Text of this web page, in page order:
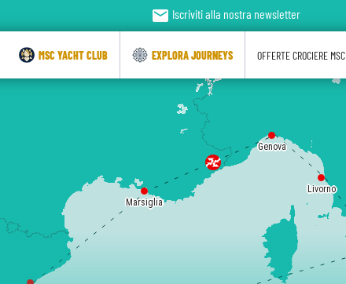
Marsiglia
Genova
Livorno
email Iscriviti alla nostra newsletter
MSC YACHT CLUB EXPLORA JOURNEYS OFFERTE CROCIERE MSC